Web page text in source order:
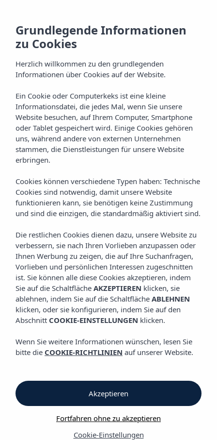
Standort
Apartamentos Vibra Jabeque
Dreams
Ibiza
Ibiza-Stadt
Lage
Lage
Vibra Jabeque Dreams Apartments
Entspannung und Erholung, während der Rest der Gruppe
eintrifft. Playa d‘en Bossa liegt nur einen Katzensprung entfernt;
gelaufen. Heute jedoch besuchen wir Ibiza-Stadt, die Altstadt
mit ihrer Stadtmauer. Wir möchten uns nichts entgehen lassen,
und dank der Lage von Vibra Jabeque Dreams Apartments
von Plänen schmieden. Zweifelsohne haben wir dieses Jahr
eine gute Wahl getroffen.
Grundlegende Informationen
zu Cookies
Herzlich willkommen zu den grundlegenden
Informationen über Cookies auf der Website.
Ein Cookie oder Computerkeks ist eine kleine
Informationsdatei, die jedes Mal, wenn Sie unsere
Website besuchen, auf Ihrem Computer, Smartphone
oder Tablet gespeichert wird. Einige Cookies gehören
uns, während andere von externen Unternehmen
stammen, die Dienstleistungen für unsere Website
erbringen.
Cookies können verschiedene Typen haben: Technische
Cookies sind notwendig, damit unsere Website
funktionieren kann, sie benötigen keine Zustimmung
und sind die einzigen, die standardmäßig aktiviert sind.
Die restlichen Cookies dienen dazu, unsere Website zu
verbessern, sie nach Ihren Vorlieben anzupassen oder
Ihnen Werbung zu zeigen, die auf Ihre Suchanfragen,
Vorlieben und persönlichen Interessen zugeschnitten
ist. Sie können alle diese Cookies akzeptieren, indem
Sie auf die Schaltfläche AKZEPTIEREN klicken, sie
ablehnen, indem Sie auf die Schaltfläche ABLEHNEN
klicken, oder sie konfigurieren, indem Sie auf den
Abschnitt COOKIE-EINSTELLUNGEN klicken.
Wenn Sie weitere Informationen wünschen, lesen Sie
bitte die COOKIE-RICHTLINIEN auf unserer Website.
Cookie-Einstellungen
Fortfahren ohne zu akzeptieren
Akzeptieren